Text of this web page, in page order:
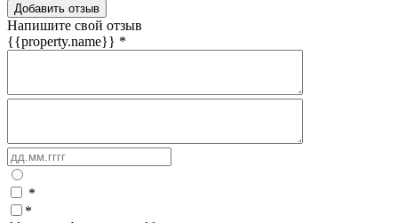
Добавить отзыв
Напишите свой отзыв
{{property.name}} *
*
*